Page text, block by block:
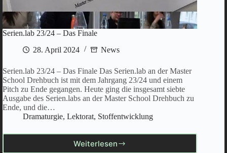
Serien.lab 23/24 – Das Finale
28. April 2024
News
Serien.lab 23/24 – Das Finale Das Serien.lab an der Master
School Drehbuch ist mit dem Jahrgang 23/24 und einem
Pitch zu Ende gegangen. Heute ging die insgesamt siebte
Ausgabe des Serien.labs an der Master School Drehbuch zu
Ende, und die…
Dramaturgie, Lektorat, Stoffentwicklung
Weiterlesen
Serien.lab